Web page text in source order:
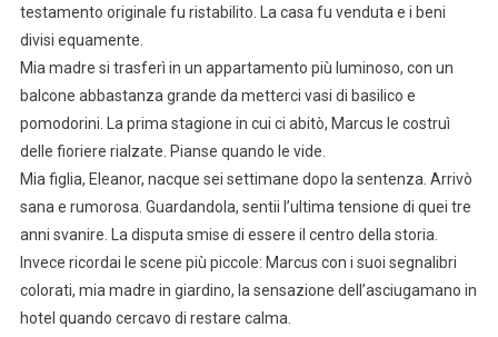
testamento originale fu ristabilito. La casa fu venduta e i beni
divisi equamente.
Mia madre si trasferì in un appartamento più luminoso, con un
balcone abbastanza grande da metterci vasi di basilico e
pomodorini. La prima stagione in cui ci abitò, Marcus le costruì
delle fioriere rialzate. Pianse quando le vide.
Mia figlia, Eleanor, nacque sei settimane dopo la sentenza. Arrivò
sana e rumorosa. Guardandola, sentii l’ultima tensione di quei tre
anni svanire. La disputa smise di essere il centro della storia.
Invece ricordai le scene più piccole: Marcus con i suoi segnalibri
colorati, mia madre in giardino, la sensazione dell’asciugamano in
hotel quando cercavo di restare calma.